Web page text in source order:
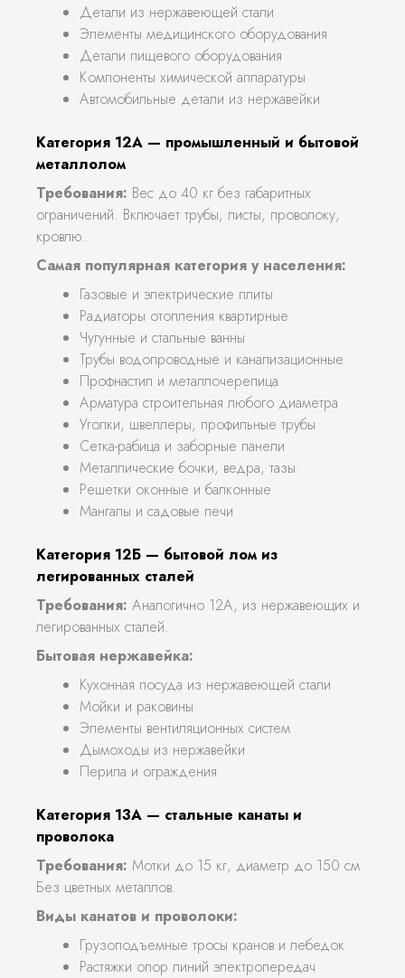
Детали из нержавеющей стали
Элементы медицинского оборудования
Детали пищевого оборудования
Компоненты химической аппаратуры
Автомобильные детали из нержавейки
Категория 12А — промышленный и бытовой
металлолом
Требования: Вес до 40 кг без габаритных
ограничений. Включает трубы, листы, проволоку,
кровлю.
Самая популярная категория у населения:
Газовые и электрические плиты
Радиаторы отопления квартирные
Чугунные и стальные ванны
Трубы водопроводные и канализационные
Профнастил и металлочерепица
Арматура строительная любого диаметра
Уголки, швеллеры, профильные трубы
Сетка-рабица и заборные панели
Металлические бочки, ведра, тазы
Решетки оконные и балконные
Мангалы и садовые печи
Категория 12Б — бытовой лом из
легированных сталей
Требования: Аналогично 12А, из нержавеющих и
легированных сталей.
Бытовая нержавейка:
Кухонная посуда из нержавеющей стали
Мойки и раковины
Элементы вентиляционных систем
Дымоходы из нержавейки
Перила и ограждения
Категория 13А — стальные канаты и
проволока
Требования: Мотки до 15 кг, диаметр до 150 см.
Без цветных металлов.
Виды канатов и проволоки:
Грузоподъемные тросы кранов и лебедок
Растяжки опор линий электропередач